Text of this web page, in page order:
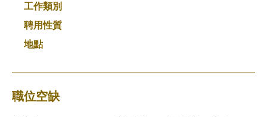
工作類別
聘用性質
地點
職位空缺